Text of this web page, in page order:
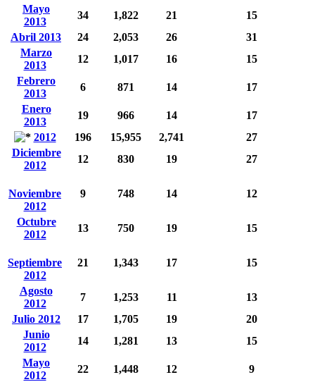
Mayo
2013
34 1,822 21
15
Abril 2013
24 2,053 26
31
Marzo
2013
12 1,017 16
15
Febrero
2013
6 871 14
17
Enero
2013
19 966 14
17
2012
196 15,955 2,741
27
Diciembre
2012
12 830 19 27
Noviembre
2012
9 748 14 12
Octubre
2012
13 750 19 15
Septiembre
2012
21 1,343 17 15
Agosto
2012
7 1,253 11
13
Julio 2012
17 1,705 19
20
Junio
2012
14 1,281 13
15
Mayo
2012
22 1,448 12
9